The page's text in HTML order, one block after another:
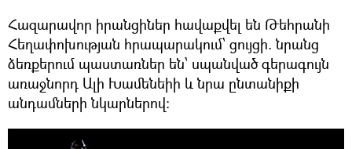
Հազարավոր իրանցիներ հավաքվել են Թեհրանի
Հեղափոխության հրապարակում՝ ցույցի. նրանց
ձեռքերում պաստառներ են՝ սպանված գերագույն
առաջնորդ Ալի Խամենեիի և նրա ընտանիքի
անդամների նկարներով։